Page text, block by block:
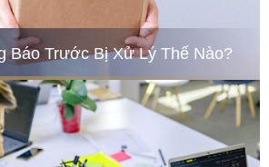
Báo Trước Bị Xử Lý Thế Nào?